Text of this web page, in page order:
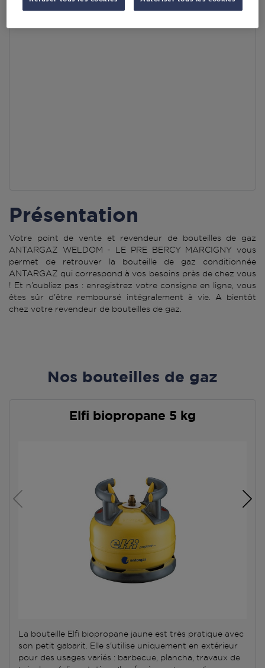
Présentation
Votre point de vente et revendeur de bouteilles de gaz
ANTARGAZ WELDOM - LE PRE BERCY MARCIGNY vous
permet de retrouver la bouteille de gaz conditionnée
ANTARGAZ qui correspond à vos besoins près de chez vous
! Et n’oubliez pas : enregistrez votre consigne en ligne, vous
êtes sûr d’être remboursé intégralement à vie. A bientôt
chez votre revendeur de bouteilles de gaz.
Nos bouteilles de gaz
Elfi biopropane 5 kg
La bouteille Elfi biopropane jaune est très pratique avec
son petit gabarit. Elle s'utilise uniquement en extérieur
pour des usages variés : barbecue, plancha, travaux de